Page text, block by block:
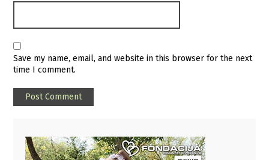
Save my name, email, and website in this browser for the next
time I comment.